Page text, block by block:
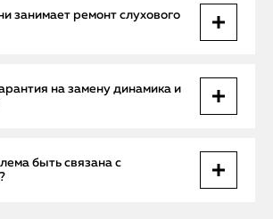
аккуратности. Неправильные
устройство. Лучше вызвать
занимает ремонт слухового
может занять от 30 до 60 минут. При
в сервисном центре — около 40–90
на замену динамика и
гарантией Apple Help.
быть связана с